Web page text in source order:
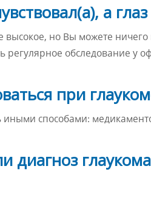
а
высокое, но Вы можете
регулярное обследование у
при
иными способами:
диагноз